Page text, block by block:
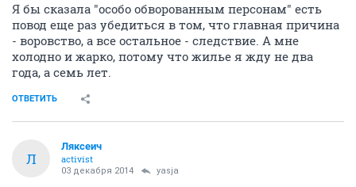
Я бы сказала "особо обворованным персонам" есть
повод еще раз убедиться в том, что главная причина
- воровство, а все остальное - следствие. А мне
холодно и жарко, потому что жилье я жду не два
года, а семь лет.
ОТВЕТИТЬ
Л
Ляксеич
activist
03 декабря 2014 yasja